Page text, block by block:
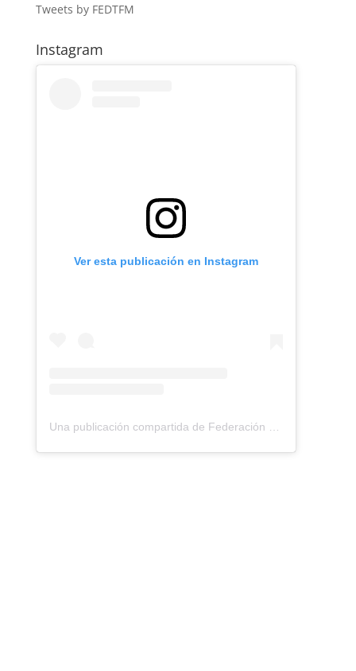
Tweets by FEDTFM
Instagram
Ver esta publicación en Instagram
Una publicación compartida de Federación Montañismo Tenerife (@federacion_montanismo_tenerife)